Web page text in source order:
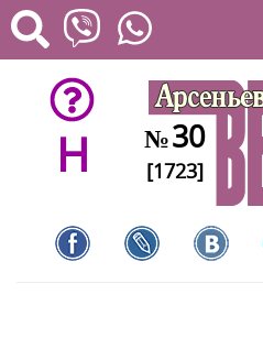
H №30
[1723]